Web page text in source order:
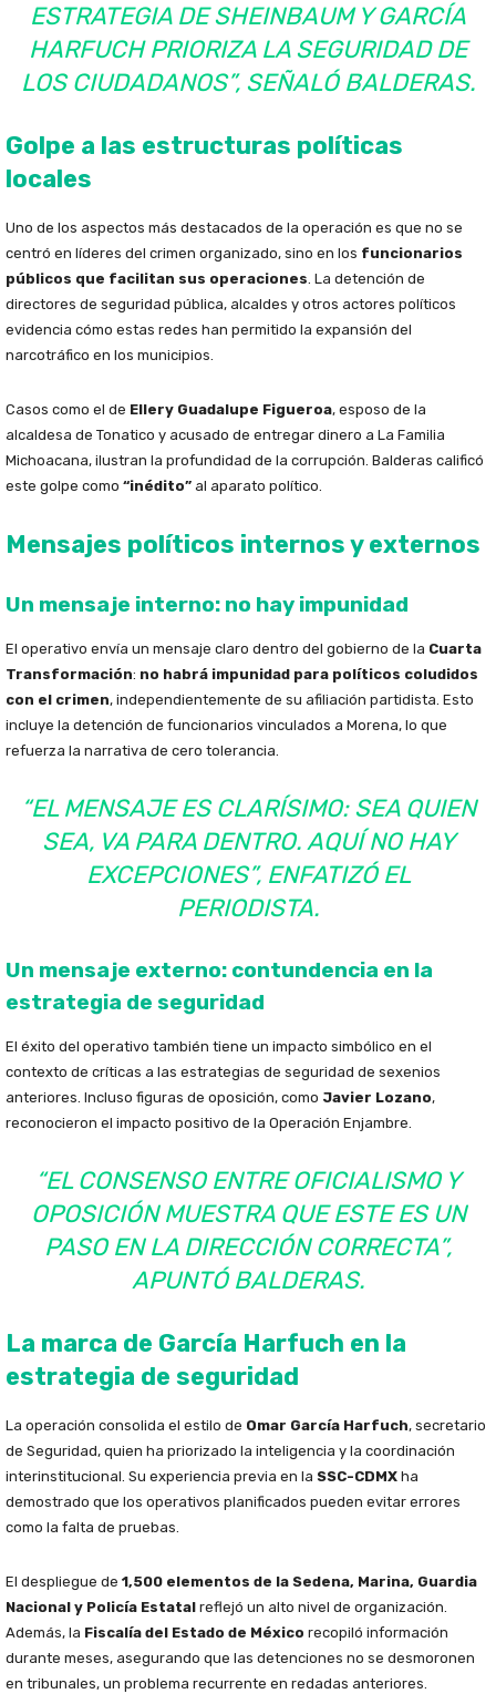
ESTRATEGIA DE SHEINBAUM Y GARCÍA
HARFUCH PRIORIZA LA SEGURIDAD DE
LOS CIUDADANOS”, SEÑALÓ BALDERAS.
Golpe a las estructuras políticas
locales
Uno de los aspectos más destacados de la operación es que no se
centró en líderes del crimen organizado, sino en los funcionarios
públicos que facilitan sus operaciones. La detención de
directores de seguridad pública, alcaldes y otros actores políticos
evidencia cómo estas redes han permitido la expansión del
narcotráfico en los municipios.
Casos como el de Ellery Guadalupe Figueroa, esposo de la
alcaldesa de Tonatico y acusado de entregar dinero a La Familia
Michoacana, ilustran la profundidad de la corrupción. Balderas calificó
este golpe como “inédito” al aparato político.
Mensajes políticos internos y externos
Un mensaje interno: no hay impunidad
El operativo envía un mensaje claro dentro del gobierno de la Cuarta
Transformación: no habrá impunidad para políticos coludidos
con el crimen, independientemente de su afiliación partidista. Esto
incluye la detención de funcionarios vinculados a Morena, lo que
refuerza la narrativa de cero tolerancia.
“EL MENSAJE ES CLARÍSIMO: SEA QUIEN
SEA, VA PARA DENTRO. AQUÍ NO HAY
EXCEPCIONES”, ENFATIZÓ EL
PERIODISTA.
Un mensaje externo: contundencia en la
estrategia de seguridad
El éxito del operativo también tiene un impacto simbólico en el
contexto de críticas a las estrategias de seguridad de sexenios
anteriores. Incluso figuras de oposición, como Javier Lozano,
reconocieron el impacto positivo de la Operación Enjambre.
“EL CONSENSO ENTRE OFICIALISMO Y
OPOSICIÓN MUESTRA QUE ESTE ES UN
PASO EN LA DIRECCIÓN CORRECTA”,
APUNTÓ BALDERAS.
La marca de García Harfuch en la
estrategia de seguridad
La operación consolida el estilo de Omar García Harfuch, secretario
de Seguridad, quien ha priorizado la inteligencia y la coordinación
interinstitucional. Su experiencia previa en la SSC-CDMX ha
demostrado que los operativos planificados pueden evitar errores
como la falta de pruebas.
El despliegue de 1,500 elementos de la Sedena, Marina, Guardia
Nacional y Policía Estatal reflejó un alto nivel de organización.
Además, la Fiscalía del Estado de México recopiló información
durante meses, asegurando que las detenciones no se desmoronen
en tribunales, un problema recurrente en redadas anteriores.